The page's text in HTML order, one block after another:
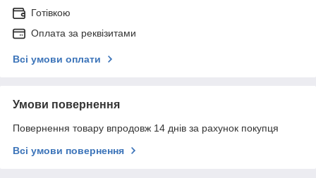
Готівкою
Оплата за реквізитами
Всі умови оплати
Умови повернення
Повернення товару впродовж 14 днів за рахунок покупця
Всі умови повернення